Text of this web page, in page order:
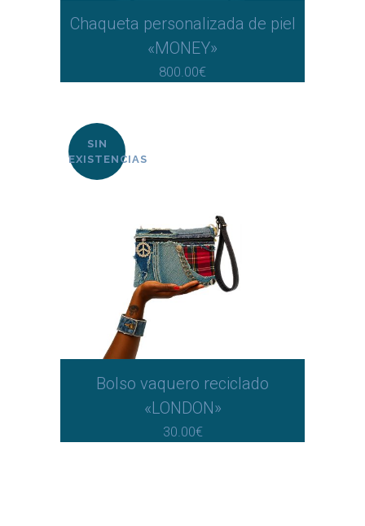
Chaqueta personalizada de piel
«MONEY»
800.00€
SIN
EXISTENCIAS
Bolso vaquero reciclado
«LONDON»
30.00€